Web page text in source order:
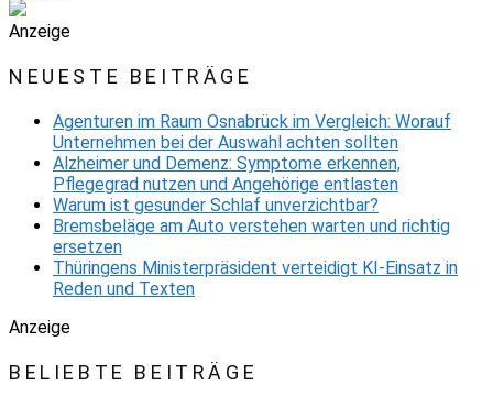
Anzeige
NEUESTE BEITRÄGE
Agenturen im Raum Osnabrück im Vergleich: Worauf
Unternehmen bei der Auswahl achten sollten
Alzheimer und Demenz: Symptome erkennen,
Pflegegrad nutzen und Angehörige entlasten
Warum ist gesunder Schlaf unverzichtbar?
Bremsbeläge am Auto verstehen warten und richtig
ersetzen
Thüringens Ministerpräsident verteidigt KI-Einsatz in
Reden und Texten
Anzeige
BELIEBTE BEITRÄGE